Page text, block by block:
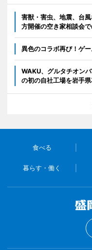
害獣・害虫、地震、台
方開催の空き家相談会
異色のコラボ再び！ゲ
WAKU、グルタチオン
の初の自社工場を岩手
食べる
暮らす・働く